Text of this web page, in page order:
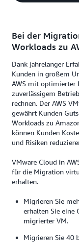
Bei der
Workloads zu
Dank jahrelanger
Kunden in großem
AWS mit optimierter
zuverlässigem
rechnen. Der AWS
gewährt Kunden
Workloads zu
können Kunden
und Risiken
VMware Cloud in
für die Migration
erhalten.
Migrieren Sie
erhalten Sie eine
migrierter VM.
Migrieren Sie 40